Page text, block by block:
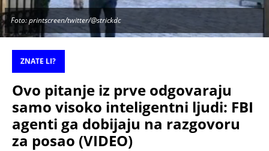
Foto: printscreen/twitter/@strickdc
ZNATE LI?
Ovo pitanje iz prve odgovaraju
samo visoko inteligentni ljudi: FBI
agenti ga dobijaju na razgovoru
za posao (VIDEO)